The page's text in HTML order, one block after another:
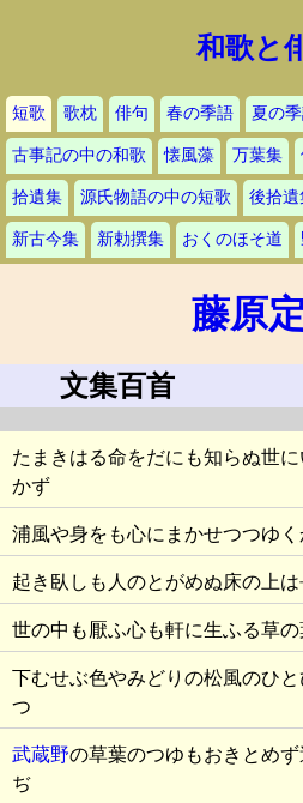
和歌と
短歌 歌枕 俳句 春の季語 夏の
古事記の中の和歌 懐風藻 万葉集
拾遺集 源氏物語の中の短歌 後拾遺
新古今集 新勅撰集 おくのほそ道
藤原
文集百首
たまきはる命をだにも知らぬ世
かず
浦風や身をも心にまかせつつゆ
起き臥しも人のとがめぬ床の上
世の中も厭ふ心も軒に生ふる草
下むせぶ色やみどりの松風のひ
つ
武蔵野の草葉のつゆもおきとめ
ぢ